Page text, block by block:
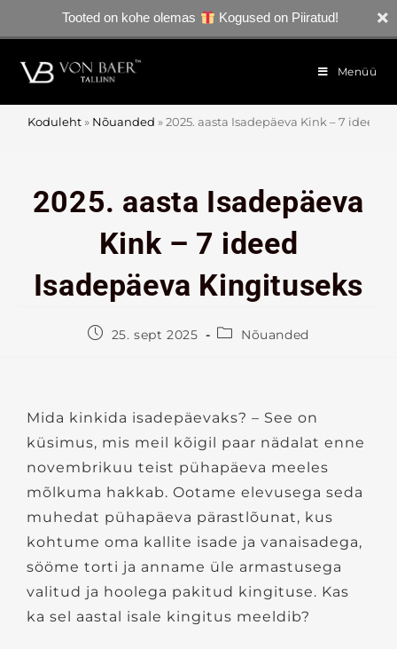
Tooted on kohe olemas Kogused on Piiratud!
Menüü
Koduleht » Nõuanded »2025. aasta Isadepäeva Kink – 7 ideed
2025. aasta Isadepäeva
Kink – 7 ideed
Isadepäeva Kingituseks
25. sept 2025 Nõuanded
Mida kinkida isadepäevaks? – See on
küsimus, mis meil kõigil paar nädalat enne
novembrikuu teist pühapäeva meeles
mõlkuma hakkab. Ootame elevusega seda
muhedat pühapäeva pärastlõunat, kus
kohtume oma kallite isade ja vanaisadega,
sööme torti ja anname üle armastusega
valitud ja hoolega pakitud kingituse. Kas
ka sel aastal isale kingitus meeldib?